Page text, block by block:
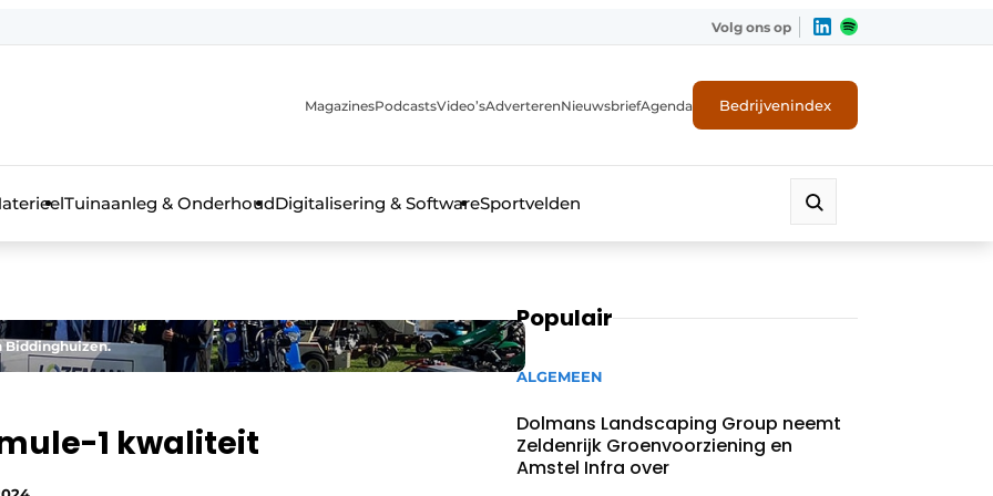
Volg ons op
MagazinesPodcastsVideo’sAdverterenNieuwsbriefAgenda Bedrijvenindex
Tuinaanleg & OnderhoudDigitalisering & SoftwareSportvelden
Biddinghuizen.
1 kwaliteit
Populair
ALGEMEEN
Dolmans Landscaping Group neemt
Zeldenrijk Groenvoorziening en
Amstel Infra over